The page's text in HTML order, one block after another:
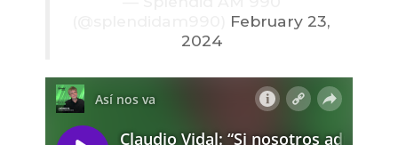
February 23,
2024